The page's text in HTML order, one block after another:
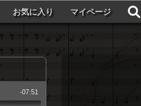
お気に入り マイページ
-07:51